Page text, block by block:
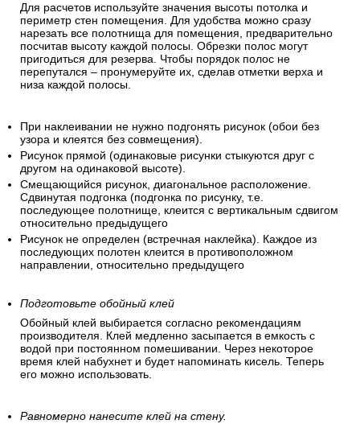
Для расчетов используйте значения высоты потолка и
периметр стен помещения. Для удобства можно сразу
нарезать все полотнища для помещения, предварительно
посчитав высоту каждой полосы. Обрезки полос могут
пригодиться для резерва. Чтобы порядок полос не
перепутался – пронумеруйте их, сделав отметки верха и
низа каждой полосы.
При наклеивании не нужно подгонять рисунок (обои без
узора и клеятся без совмещения).
Рисунок прямой (одинаковые рисунки стыкуются друг с
другом на одинаковой высоте).
Смещающийся рисунок, диагональное расположение.
Сдвинутая подгонка (подгонка по рисунку, т.е.
последующее полотнище, клеится с вертикальным сдвигом
относительно предыдущего
Рисунок не определен (встречная наклейка). Каждое из
последующих полотен клеится в противоположном
направлении, относительно предыдущего
Подготовьте обойный клей
Обойный клей выбирается согласно рекомендациям
производителя. Клей медленно засыпается в емкость с
водой при постоянном помешивании. Через некоторое
время клей набухнет и будет напоминать кисель. Теперь
его можно использовать.
Равномерно нанесите клей на стену.